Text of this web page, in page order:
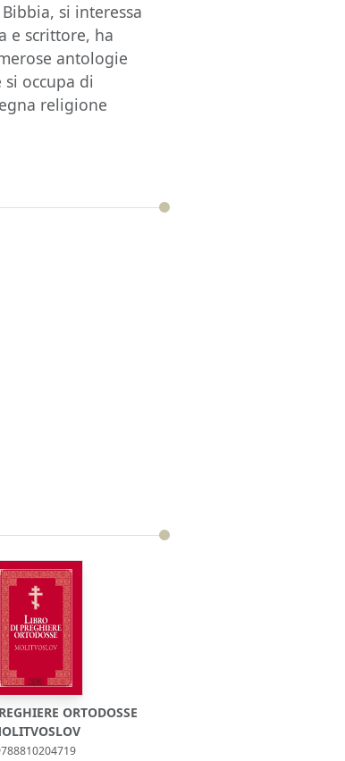
si interessa
e scrittore, ha
antologie
occupa di
religione
ORTODOSSE